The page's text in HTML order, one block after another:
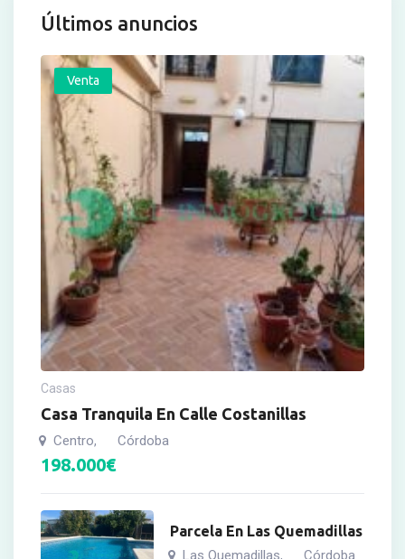
Últimos anuncios
Venta
Casas
Casa Tranquila En Calle Costanillas
Centro, Córdoba
198.000€
Parcela En Las Quemadillas
Las Quemadillas, Córdoba